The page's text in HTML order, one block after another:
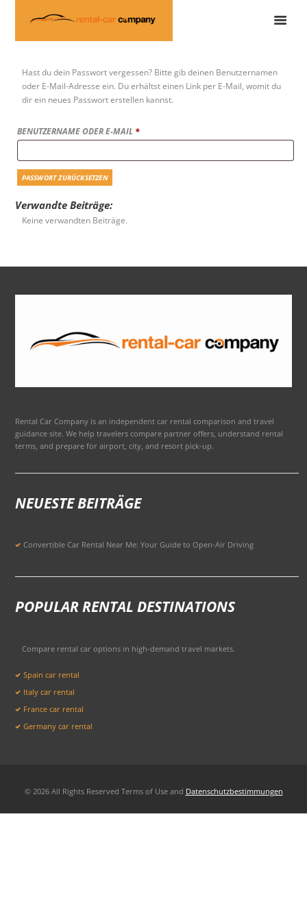
Hast du dein Passwort vergessen? Bitte gib deinen Benutzernamen
oder E-Mail-Adresse ein. Du erhältst einen Link per E-Mail, womit du
dir ein neues Passwort erstellen kannst.
BENUTZERNAME ODER E-MAIL *ERFORDERLICH
PASSWORT ZURÜCKSETZEN
Verwandte Beiträge:
Keine verwandten Beiträge.
Rental Car Company is an independent car rental comparison and travel
guidance site. We help travelers compare partner offers, understand rental
terms, and prepare for airport, city, and resort pick-up.
NEUESTE BEITRÄGE
Convertible Car Rental Near Me: Your Guide to Open-Air Driving
POPULAR RENTAL DESTINATIONS
Compare rental car options in high-demand travel markets.
Spain car rental
Italy car rental
France car rental
Germany car rental
© 2026 All Rights Reserved Terms of Use and Datenschutzbestimmungen